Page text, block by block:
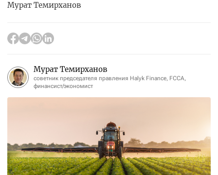
Мурат Темирханов
Мурат Темирханов
советник председателя правления Halyk Finance, FCCA,
финансист/экономист